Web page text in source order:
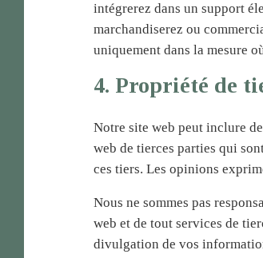
intégrerez dans un support
marchandiserez ou
uniquement dans la mesure
4. Propriété de
Notre site web peut inclure
web de tierces parties qui
ces tiers. Les opinions
Nous ne sommes pas
web et de tout services de
divulgation de vos